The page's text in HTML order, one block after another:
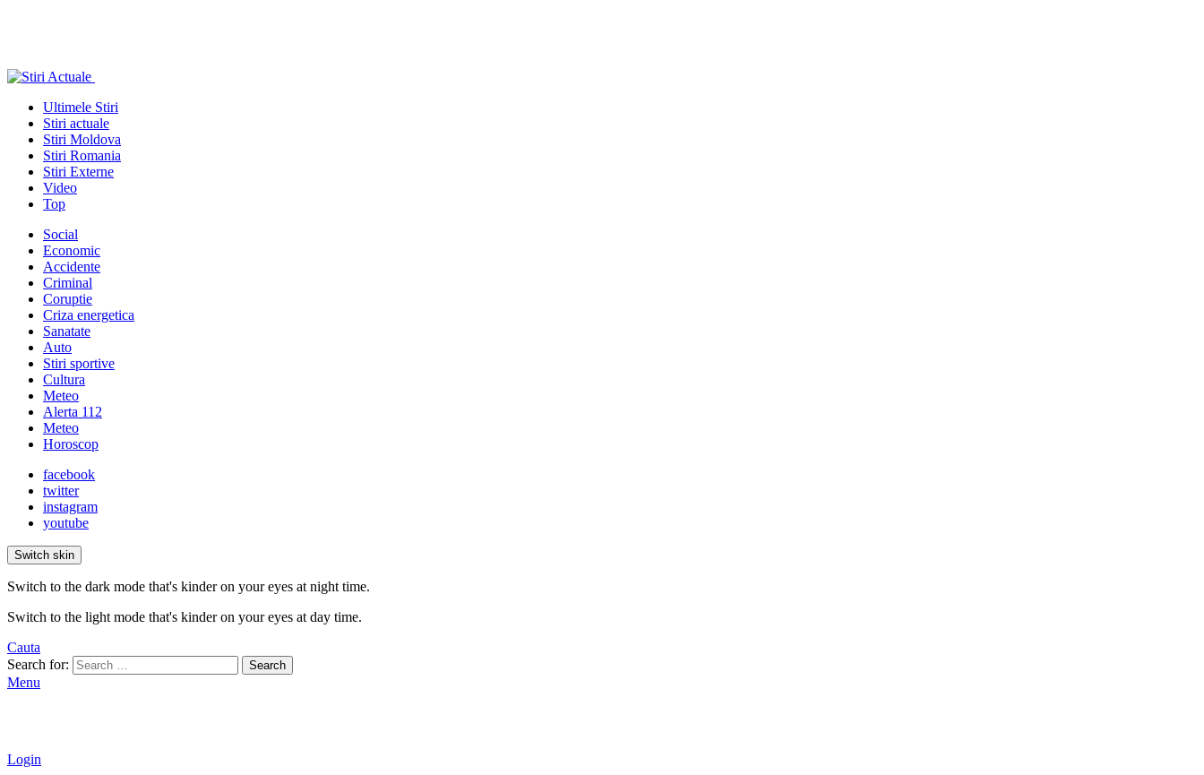
Ultimele Stiri
Stiri actuale
Stiri Moldova
Stiri Romania
Stiri Externe
Video
Top
Social
Economic
Accidente
Criminal
Coruptie
Criza energetica
Sanatate
Auto
Stiri sportive
Cultura
Meteo
Alerta 112
Meteo
Horoscop
facebook
twitter
instagram
youtube
Switch skin
Switch to the dark mode that's kinder on your eyes at night time.
Switch to the light mode that's kinder on your eyes at day time.
Cauta
Search for:
Search
Menu
Login